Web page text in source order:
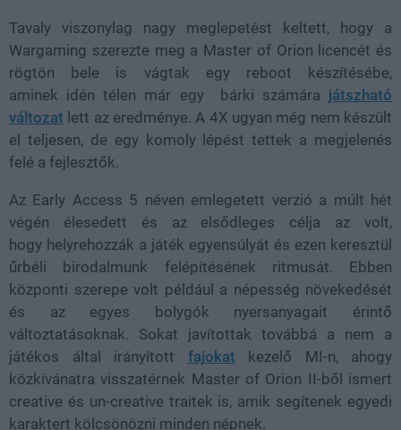
Tavaly viszonylag nagy meglepetést keltett, hogy a
Wargaming szerezte meg a Master of Orion licencét és
rögtön bele is vágtak egy reboot készítésébe,
aminek idén télen már egy bárki számára játszható
változat lett az eredménye. A 4X ugyan még nem készült
el teljesen, de egy komoly lépést tettek a megjelenés
felé a fejlesztők.
Az Early Access 5 néven emlegetett verzió a múlt hét
végén élesedett és az elsődleges célja az volt,
hogy helyrehozzák a játék egyensúlyát és ezen keresztül
űrbéli birodalmunk felépítésének ritmusát. Ebben
központi szerepe volt például a népesség növekedését
és az egyes bolygók nyersanyagait érintő
változtatásoknak. Sokat javítottak továbbá a nem a
játékos által irányított fajokat kezelő MI-n, ahogy
közkívánatra visszatérnek Master of Orion II-ből ismert
creative és un-creative traitek is, amik segítenek egyedi
karaktert kölcsönözni minden népnek.